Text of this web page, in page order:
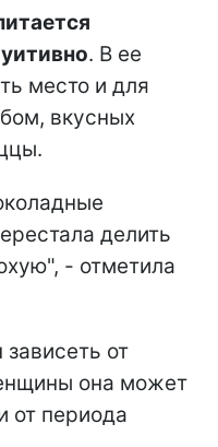
. В ее
место и для
вкусных
делить
- отметила
от
она может
от периода